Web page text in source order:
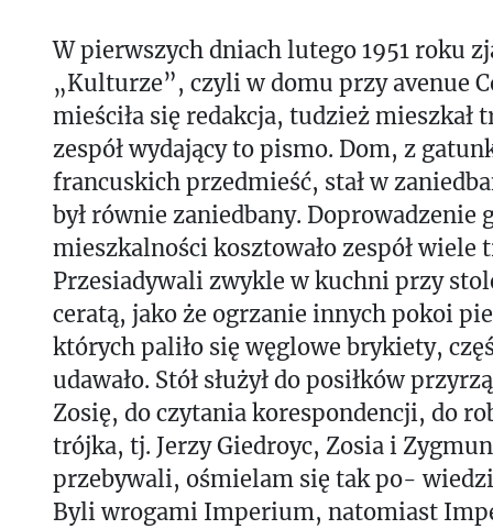
W pierwszych dniach lutego 1951 roku
„Kulturze”, czyli w domu przy avenue
mieściła się redakcja, tudzież mieszkał
zespół wydający to pismo. Dom, z
francuskich przedmieść, stał w
był równie zaniedbany. Doprowadzenie
mieszkalności kosztowało zespół wiele
Przesiadywali zwykle w kuchni przy
ceratą, jako że ogrzanie innych pokoi
których paliło się węglowe brykiety,
udawało. Stół służył do posiłków
Zosię, do czytania korespondencji, do
trójka, tj. Jerzy Giedroyc, Zosia i
przebywali, ośmielam się tak po-
Byli wrogami Imperium, natomiast